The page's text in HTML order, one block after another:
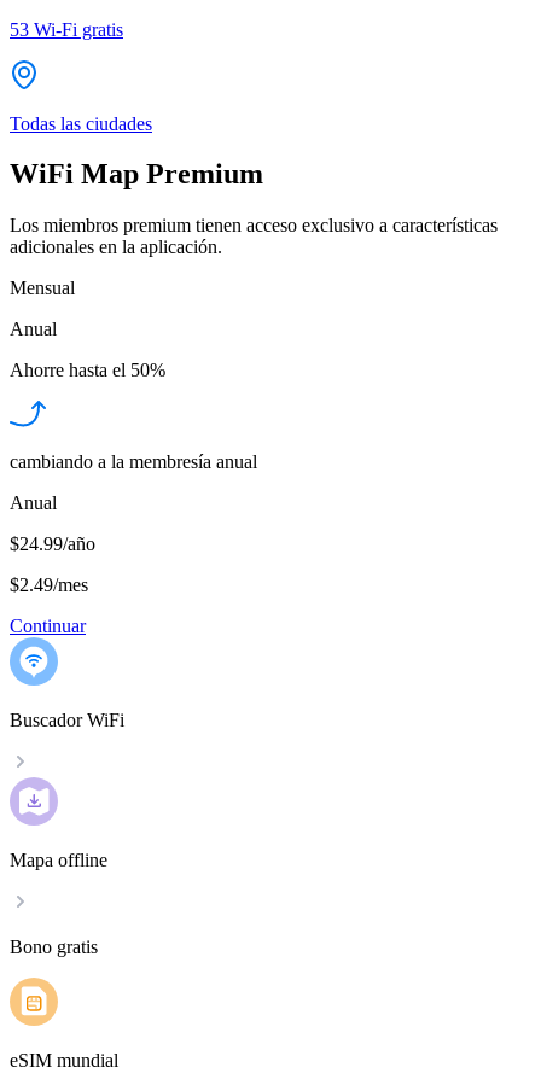
53 Wi-Fi gratis
Todas las ciudades
WiFi Map Premium
Los miembros premium tienen acceso exclusivo a características
adicionales en la aplicación.
Mensual
Anual
Ahorre hasta el 50%
cambiando a la membresía anual
Anual
$24.99/año
$2.49/mes
Continuar
Buscador WiFi
Mapa offline
Bono gratis
eSIM mundial